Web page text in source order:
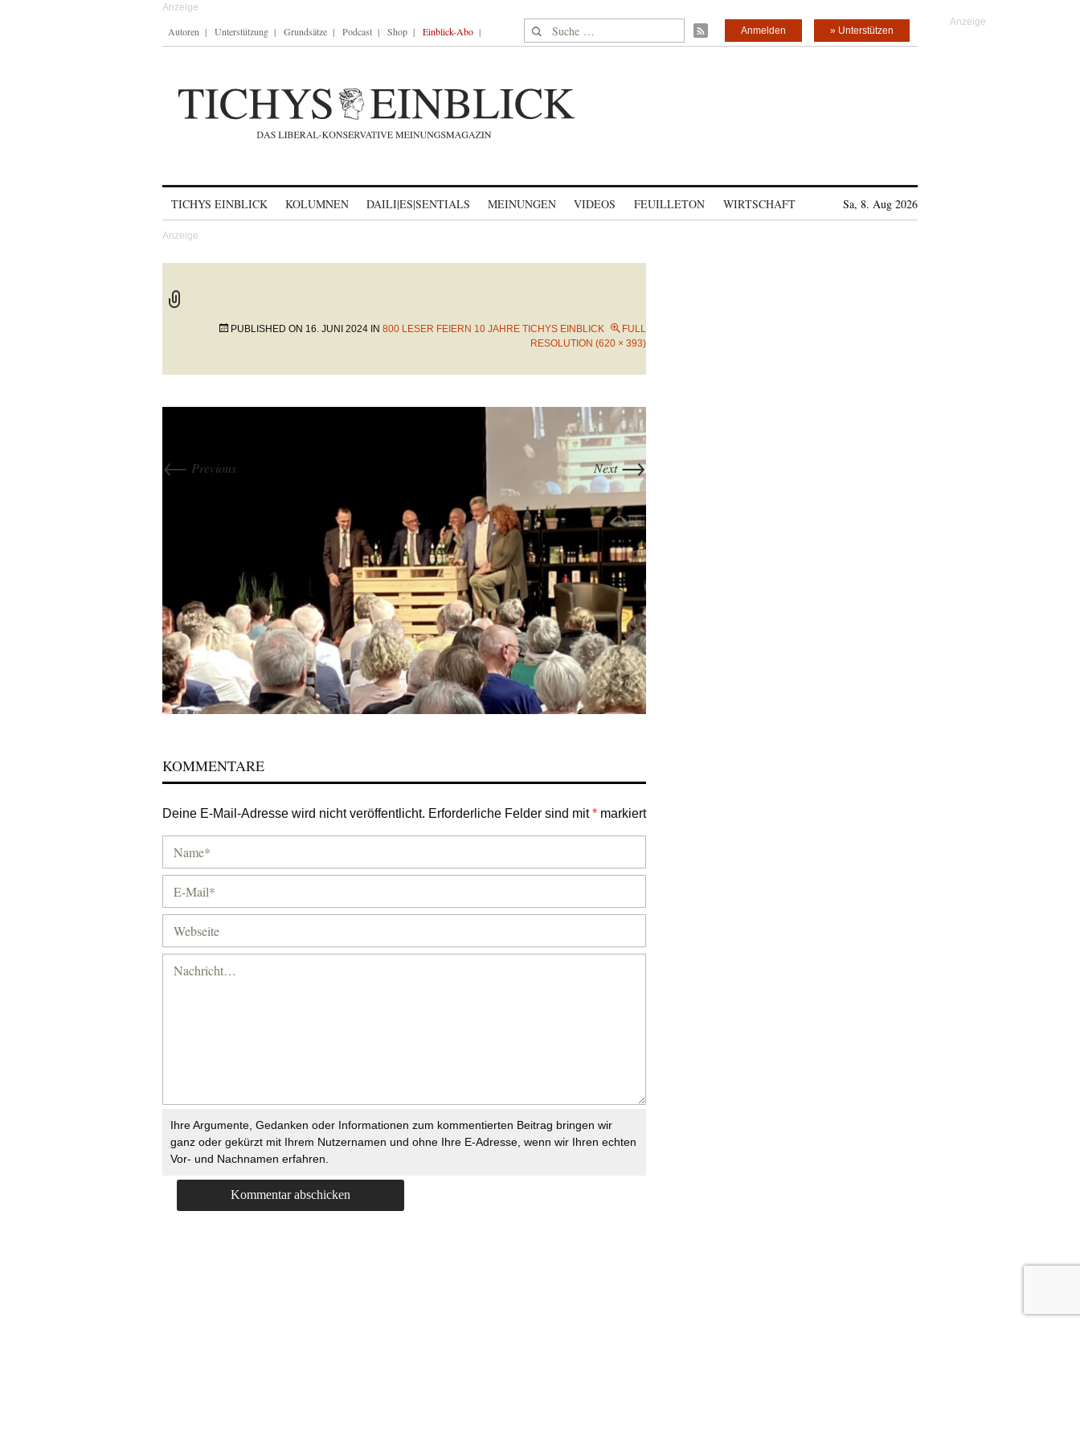
Autoren Unterstützung Grundsätze Podcast Shop Einblick-Abo Suche nach: » Unterstützen
Anmelden
TICHYS EINBLICK KOLUMNEN DAILI|ES|SENTIALS MEINUNGEN VIDEOS FEUILLETON WIRTSCHAFT Sa, 8. Aug 2026
PUBLISHED ON 16. JUNI 2024 IN 800 LESER FEIERN 10 JAHRE TICHYS EINBLICK
FULL
RESOLUTION (620 × 393)
← Previous Next→
KOMMENTARE
Deine E-Mail-Adresse wird nicht veröffentlicht. Erforderliche Felder sind mit* markiert
Ihre Argumente, Gedanken oder Informationen zum kommentierten Beitrag bringen wir
ganz oder gekürzt mit Ihrem Nutzernamen und ohne Ihre E-Adresse, wenn wir Ihren echten
Vor- und Nachnamen erfahren.